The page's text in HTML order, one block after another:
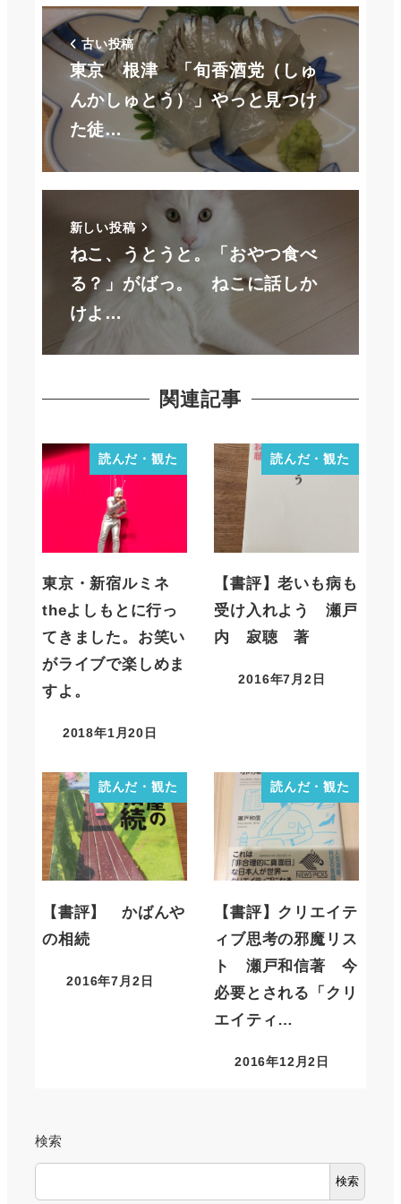
古い投稿
東京 根津 「旬香酒党（しゅ
んかしゅとう）」やっと見つけ
た徒…
新しい投稿
ねこ、うとうと。「おやつ食べ
る？」がばっ。 ねこに話しか
けよ…
関連記事
読んだ・観た
東京・新宿ルミネ
theよしもとに行っ
てきました。お笑い
がライブで楽しめま
すよ。
2018年1月20日
読んだ・観た
【書評】老いも病も
受け入れよう 瀬戸
内 寂聴 著
2016年7月2日
読んだ・観た
【書評】 かばんや
の相続
2016年7月2日
読んだ・観た
【書評】クリエイテ
ィブ思考の邪魔リス
ト 瀬戸和信著 今
必要とされる「クリ
エイティ…
2016年12月2日
検索
検索